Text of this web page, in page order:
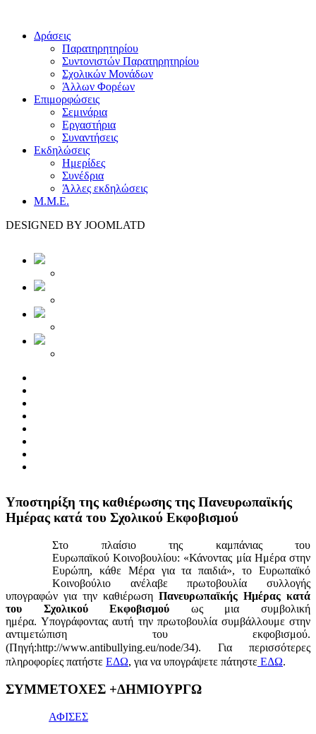
Δράσεις
Παρατηρητηρίου
Συντονιστών Παρατηρητηρίου
Σχολικών Μονάδων
Άλλων Φορέων
Επιμορφώσεις
Σεμινάρια
Εργαστήρια
Συναντήσεις
Εκδηλώσεις
Ημερίδες
Συνέδρια
Άλλες εκδηλώσεις
Μ.Μ.Ε.
DESIGNED BY JOOMLATD
Yποστηρίξη της καθιέρωσης της Πανευρωπαϊκής
Ημέρας κατά του Σχολικού Εκφοβισμού
Στο πλαίσιο της καμπάνιας του
Ευρωπαϊκού Κοινοβουλίου: «Κάνοντας μία Ημέρα στην
Ευρώπη, κάθε Μέρα για τα παιδιά», το Ευρωπαϊκό
Κοινοβούλιο ανέλαβε πρωτοβουλία συλλογής
υπογραφών για την καθιέρωση Πανευρωπαϊκής Ημέρας κατά
του Σχολικού Εκφοβισμού ως μια συμβολική
ημέρα. Υπογράφοντας αυτή την πρωτοβουλία συμβάλλουμε στην
αντιμετώπιση του εκφοβισμού.
(Πηγή:http://www.antibullying.eu/node/34). Για περισσότερες
πληροφορίες πατήστε ΕΔΩ, για να υπογράψετε πάτηστε ΕΔΩ.
1x
ΣΥΜΜΕΤΟΧΕΣ +ΔΗΜΙΟΥΡΓΩ
ΑΦΙΣΕΣ